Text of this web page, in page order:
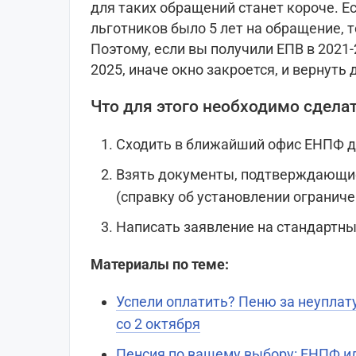
для таких обращений станет короче.
льготников было 5 лет на обращение,
Поэтому, если вы получили ЕПВ в
2025, иначе окно закроется, и вернуть
Что для этого необходимо
Сходить в ближайший офис ЕНПФ
Взять документы,
(справку об установлении
Написать заявление на
Материалы по теме:
Успели оплатить? Пеню за
со 2 октября